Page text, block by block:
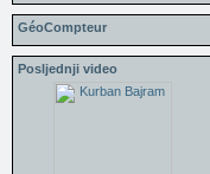
GéoCompteur
Posljednji video